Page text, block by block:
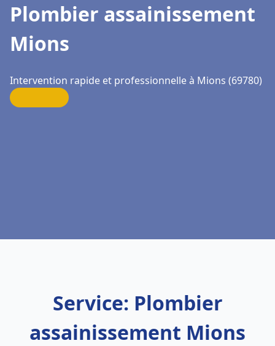
Plombier assainissement
Mions
Intervention rapide et professionnelle à Mions (69780)
Service: Plombier
assainissement Mions